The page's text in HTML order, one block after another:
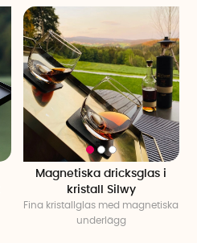
Magnetiska dricksglas i
kristall Silwy
Fina kristallglas med magnetiska
underlägg